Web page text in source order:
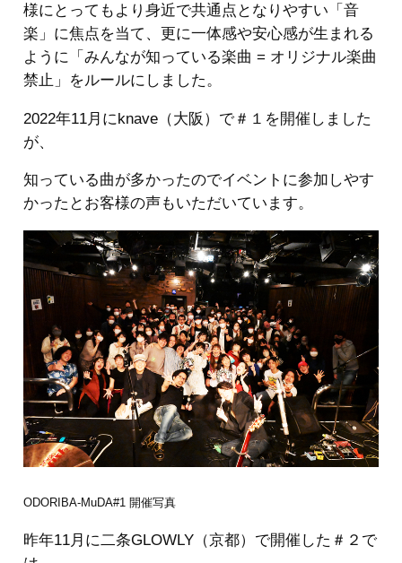
様にとってもより身近で共通点となりやすい「音
楽」に焦点を当て、更に一体感や安心感が生まれる
ように「みんなが知っている楽曲 = オリジナル楽曲
禁止」をルールにしました。
2022年11月にknave（大阪）で＃１を開催しました
が、
知っている曲が多かったのでイベントに参加しやす
かったとお客様の声もいただいています。
ODORIBA-MuDA#1 開催写真
昨年11月に二条GLOWLY（京都）で開催した＃２で